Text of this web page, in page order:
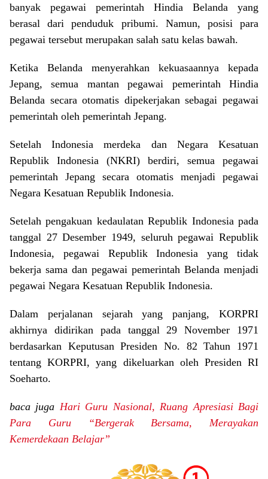
banyak pegawai pemerintah Hindia Belanda yang
berasal dari penduduk pribumi. Namun, posisi para
pegawai tersebut merupakan salah satu kelas bawah.
Ketika Belanda menyerahkan kekuasaannya kepada
Jepang, semua mantan pegawai pemerintah Hindia
Belanda secara otomatis dipekerjakan sebagai pegawai
pemerintah oleh pemerintah Jepang.
Setelah Indonesia merdeka dan Negara Kesatuan
Republik Indonesia (NKRI) berdiri, semua pegawai
pemerintah Jepang secara otomatis menjadi pegawai
Negara Kesatuan Republik Indonesia.
Setelah pengakuan kedaulatan Republik Indonesia pada
tanggal 27 Desember 1949, seluruh pegawai Republik
Indonesia, pegawai Republik Indonesia yang tidak
bekerja sama dan pegawai pemerintah Belanda menjadi
pegawai Negara Kesatuan Republik Indonesia.
Dalam perjalanan sejarah yang panjang, KORPRI
akhirnya didirikan pada tanggal 29 November 1971
berdasarkan Keputusan Presiden No. 82 Tahun 1971
tentang KORPRI, yang dikeluarkan oleh Presiden RI
Soeharto.
baca juga Hari Guru Nasional, Ruang Apresiasi Bagi
Para Guru “Bergerak Bersama, Merayakan
Kemerdekaan Belajar”